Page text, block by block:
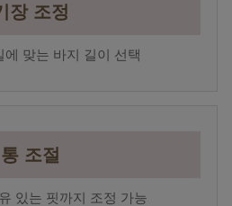
장 조정
에 맞는 바지 길이 선택
통 조절
있는 핏까지 조정 가능